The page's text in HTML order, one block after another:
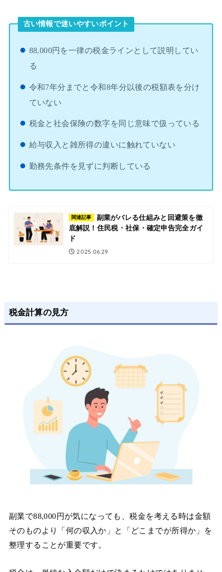
古い情報で迷いやすいポイント
88,000円を一律の税金ラインとして説明してい
る
令和7年分までと令和8年分以後の税額表を分け
ていない
税金と社会保険の数字を同じ意味で扱っている
給与収入と雑所得の違いに触れていない
勤務先条件を見ずに判断している
関連記事
副業がバレる仕組みと回避策を徹
底解説！住民税・社保・確定申告完全ガイ
ド
2025.06.29
税金計算の見方
副業で88,000円が気になっても、税金を考える時は金額
そのものより「何の収入か」と「どこまでが所得か」を
整理することが重要です。